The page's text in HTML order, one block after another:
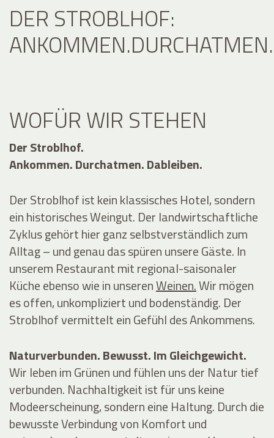
DER STROBLHOF:
WOFÜR WIR STEHEN
Der Stroblhof.
Ankommen. Durchatmen. Dableiben.
Der Stroblhof ist kein klassisches Hotel, sondern
ein historisches Weingut. Der landwirtschaftliche
Zyklus gehört hier ganz selbstverständlich zum
Alltag – und genau das spüren unsere Gäste. In
unserem Restaurantmit regional-saisonaler
Küche ebenso wie in unserenWeinen.Wir mögen
es offen, unkompliziert und bodenständig. Der
Stroblhof vermittelt ein Gefühl des Ankommens.
Naturverbunden. Bewusst. Im Gleichgewicht.
Wir leben im Grünen und fühlen uns der Natur tief
verbunden. Nachhaltigkeit ist für uns keine
Modeerscheinung, sondern eine Haltung. Durch die
bewusste Verbindung von Komfort und